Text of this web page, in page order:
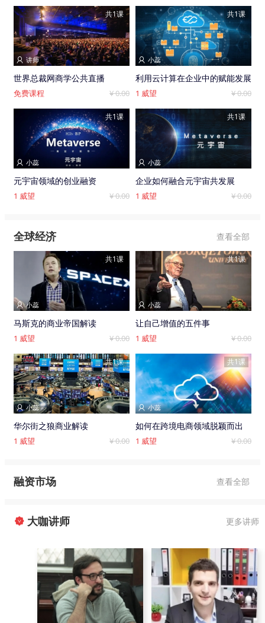
共1课
 讲师
世界总裁网商学公共直播
免费课程 ¥ 0.00
共1课
 小蕊
利用云计算在企业中的赋能发展
1 威望 ¥ 0.00
共1课
 小蕊
元宇宙领域的创业融资
1 威望 ¥ 0.00
共1课
 小蕊
企业如何融合元宇宙共发展
1 威望 ¥ 0.00
全球经济 查看全部
共1课
 小蕊
马斯克的商业帝国解读
1 威望 ¥ 0.00
共1课
 小蕊
让自己增值的五件事
1 威望 ¥ 0.00
共1课
 小蕊
华尔街之狼商业解读
1 威望 ¥ 0.00
共1课
 小蕊
如何在跨境电商领域脱颖而出
1 威望 ¥ 0.00
融资市场 查看全部
 大咖讲师 更多讲师